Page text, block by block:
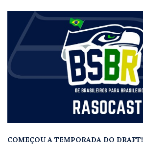
COMEÇOU A TEMPORADA DO DRAFT!